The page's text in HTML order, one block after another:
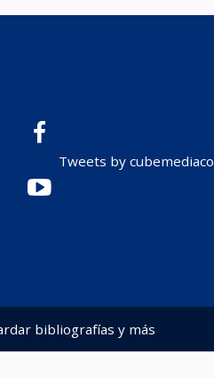
Tweets by cubemediaco
bibliografías y más